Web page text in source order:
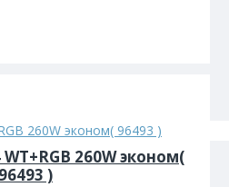
260W эконом(
96493 )